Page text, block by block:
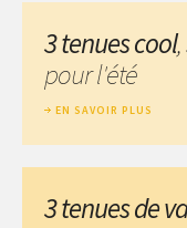
3 tenues cool
pour l'été
EN SAVOIR PLUS
3 tenues de